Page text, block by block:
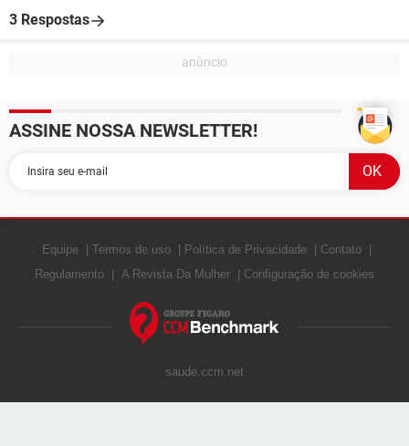
3 Respostas
ASSINE NOSSA NEWSLETTER!
Equipe Termos de uso Política de Privacidade
Contato
Regulamento
A Revista Da Mulher Configuração de cookies
saude.ccm.net